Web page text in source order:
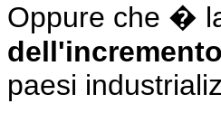
Oppure che �
paesi